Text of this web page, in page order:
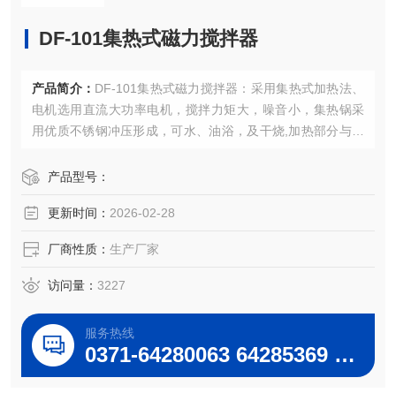
DF-101集热式磁力搅拌器
产品简介： DF-101集热式磁力搅拌器：采用集热式加热法、
电机选用直流大功率电机，搅拌力矩大，噪音小，集热锅采
用优质不锈钢冲压形成，可水、油浴，及干烧,加热部分与电
产品型号：
更新时间： 2026-02-28
厂商性质： 生产厂家
访问量： 3227
服务热线
0371-64280063 64285369 64285222